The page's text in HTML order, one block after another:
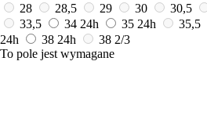
28
28,5 29 30 30,5
33,5
34 24h 35 24h 35,5
24h
38 24h
38 2/3
To pole jest wymagane